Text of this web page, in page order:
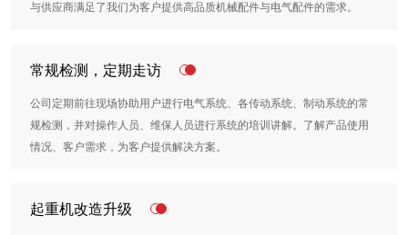
与供应商满足了我们为客户提供高品质机械配件与电气配件的需求。
常规检测，定期走访
公司定期前往现场协助用户进行电气系统、各传动系统、制动系统的常
规检测，并对操作人员、维保人员进行系统的培训讲解。了解产品使用
情况、客户需求，为客户提供解决方案。
起重机改造升级